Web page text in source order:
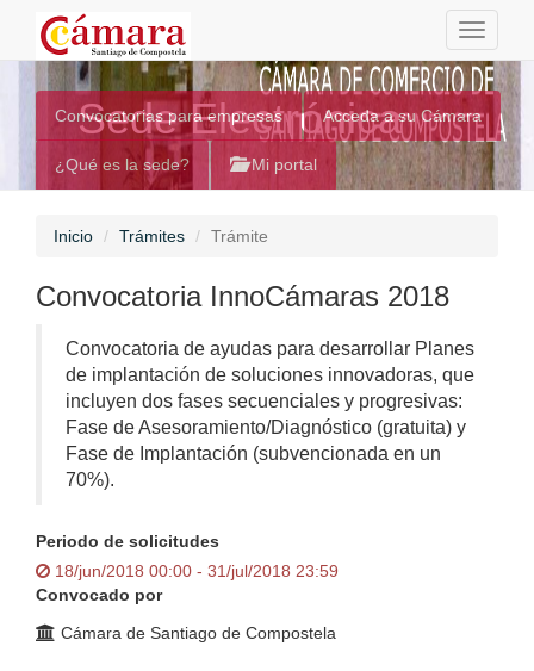
Toggle
Sede Electrónica
Convocatorias para empresas Acceda a su Cámara
¿Qué es la sede? Mi portal
Inicio Trámites Trámite
Convocatoria InnoCámaras 2018
Convocatoria de ayudas para desarrollar Planes
de implantación de soluciones innovadoras, que
incluyen dos fases secuenciales y progresivas:
Fase de Asesoramiento/Diagnóstico (gratuita) y
Fase de Implantación (subvencionada en un
70%).
Periodo de solicitudes
18/jun/2018 00:00 - 31/jul/2018 23:59
Convocado por
Cámara de Santiago de Compostela